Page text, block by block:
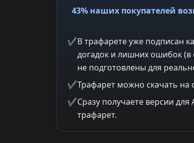
43% наших покупателей
✔В трафарете уже подписан
догадок и лишних ошибок (в
не подготовлены для
✔Трафарет можно скачать на
✔Сразу получаете версии
трафарет.